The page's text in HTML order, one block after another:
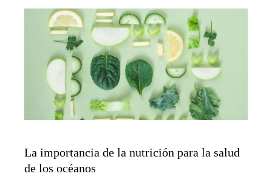
La importancia de la nutrición para la salud
de los océanos